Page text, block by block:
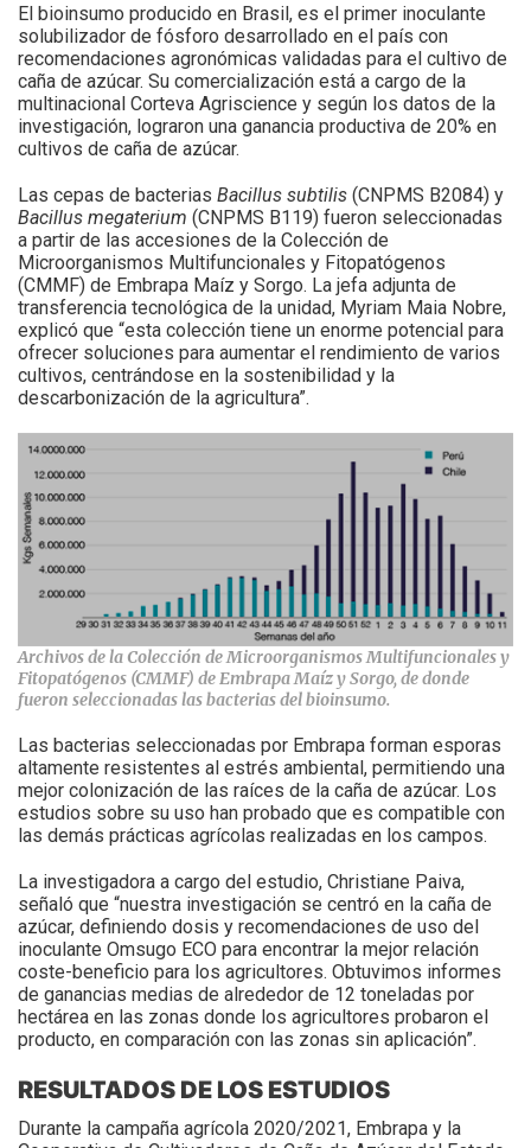
El bioinsumo producido en Brasil, es el primer inoculante
solubilizador de fósforo desarrollado en el país con
recomendaciones agronómicas validadas para el cultivo de
caña de azúcar. Su comercialización está a cargo de la
multinacional Corteva Agriscience y según los datos de la
investigación, lograron una ganancia productiva de 20% en
cultivos de caña de azúcar.
Las cepas de bacterias Bacillus subtilis (CNPMS B2084) y
Bacillus megaterium (CNPMS B119) fueron seleccionadas
a partir de las accesiones de la Colección de
Microorganismos Multifuncionales y Fitopatógenos
(CMMF) de Embrapa Maíz y Sorgo. La jefa adjunta de
transferencia tecnológica de la unidad, Myriam Maia Nobre,
explicó que “esta colección tiene un enorme potencial para
ofrecer soluciones para aumentar el rendimiento de varios
cultivos, centrándose en la sostenibilidad y la
descarbonización de la agricultura”.
Archivos de la Colección de Microorganismos Multifuncionales y
Fitopatógenos (CMMF) de Embrapa Maíz y Sorgo, de donde
fueron seleccionadas las bacterias del bioinsumo.
Las bacterias seleccionadas por Embrapa forman esporas
altamente resistentes al estrés ambiental, permitiendo una
mejor colonización de las raíces de la caña de azúcar. Los
estudios sobre su uso han probado que es compatible con
las demás prácticas agrícolas realizadas en los campos.
La investigadora a cargo del estudio, Christiane Paiva,
señaló que “nuestra investigación se centró en la caña de
azúcar, definiendo dosis y recomendaciones de uso del
inoculante Omsugo ECO para encontrar la mejor relación
coste-beneficio para los agricultores. Obtuvimos informes
de ganancias medias de alrededor de 12 toneladas por
hectárea en las zonas donde los agricultores probaron el
producto, en comparación con las zonas sin aplicación”.
RESULTADOS DE LOS ESTUDIOS
Durante la campaña agrícola 2020/2021, Embrapa y la